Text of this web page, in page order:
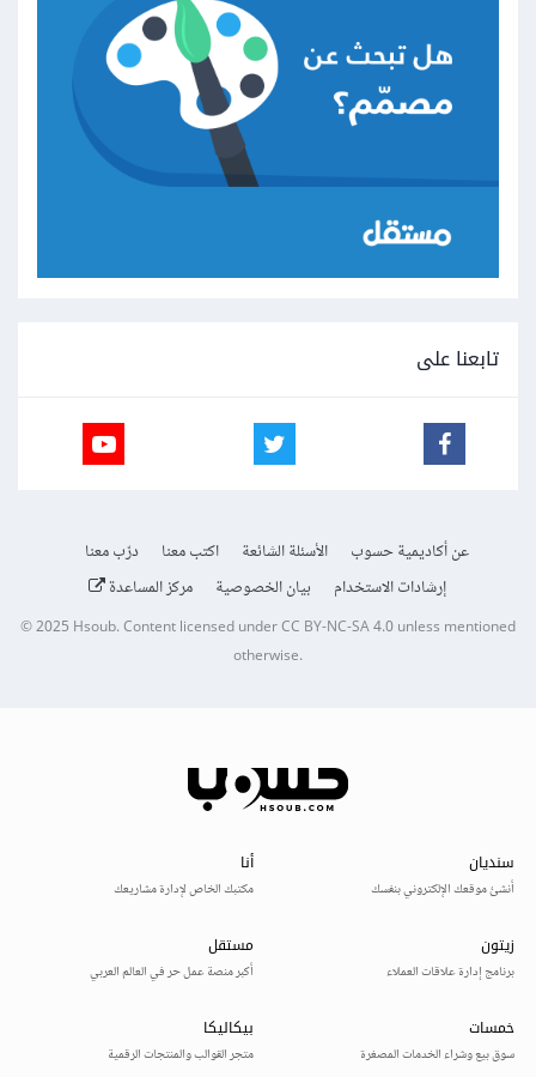
تابعنا على
عن أكاديمية حسوب الأسئلة الشائعة اكتب معنا
درّب معنا
إرشادات الاستخدام
بيان الخصوصية مركز المساعدة
© 2025Hsoub.Content licensed underCC BY-NC-SA 4.0unless mentioned
otherwise.